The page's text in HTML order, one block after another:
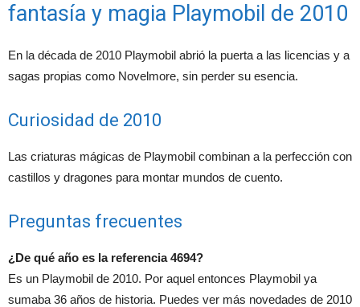
fantasía y magia Playmobil de 2010
En la década de 2010 Playmobil abrió la puerta a las licencias y a
sagas propias como Novelmore, sin perder su esencia.
Curiosidad de 2010
Las criaturas mágicas de Playmobil combinan a la perfección con
castillos y dragones para montar mundos de cuento.
Preguntas frecuentes
¿De qué año es la referencia 4694?
Es un Playmobil de 2010. Por aquel entonces Playmobil ya
sumaba 36 años de historia. Puedes ver más novedades de 2010